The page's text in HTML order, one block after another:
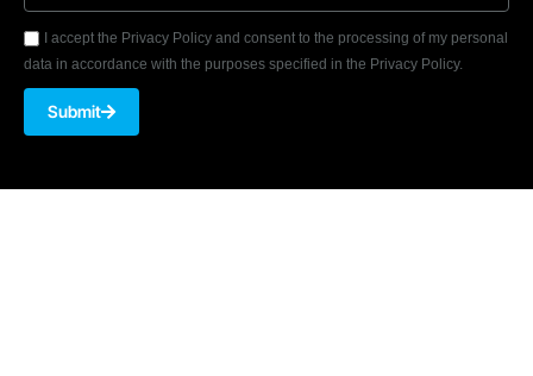
I accept the Privacy Policy and consent to the processing of my personal
data in accordance with the purposes specified in the Privacy Policy.
Submit